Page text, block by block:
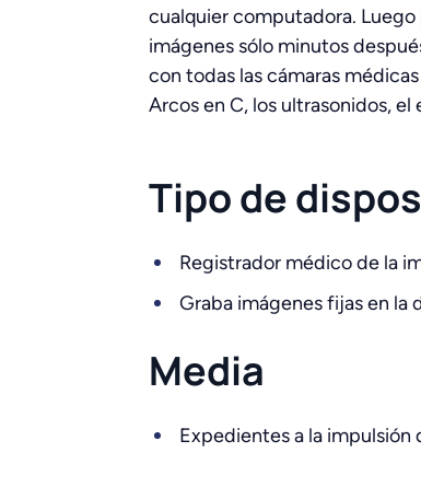
cualquier computadora.
imágenes sólo minutos
con todas las cámaras
Arcos en C, los ultrasonidos, el
Tipo de
Registrador médico de la
Graba imágenes fijas en
Media
Expedientes a la impulsión